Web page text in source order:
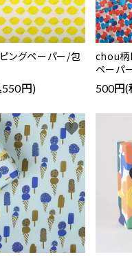
ピングペーパー/包
円)
chou柄
ペーパ
500円
favorite